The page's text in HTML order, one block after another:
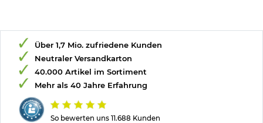
So bewerten uns 11.688 Kunden
Über 1,7 Mio. zufriedene Kunden
Neutraler Versandkarton
40.000 Artikel im Sortiment
Mehr als 40 Jahre Erfahrung